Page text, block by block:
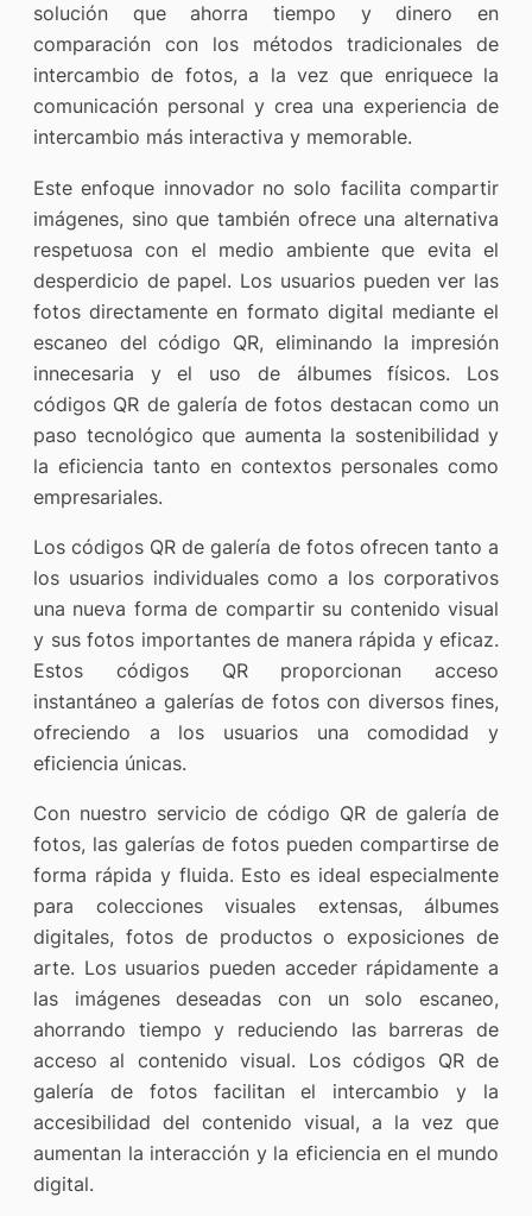
solución que ahorra tiempo y dinero en
comparación con los métodos tradicionales de
intercambio de fotos, a la vez que enriquece la
comunicación personal y crea una experiencia de
intercambio más interactiva y memorable.
Este enfoque innovador no solo facilita compartir
imágenes, sino que también ofrece una alternativa
respetuosa con el medio ambiente que evita el
desperdicio de papel. Los usuarios pueden ver las
fotos directamente en formato digital mediante el
escaneo del código QR, eliminando la impresión
innecesaria y el uso de álbumes físicos. Los
códigos QR de galería de fotos destacan como un
paso tecnológico que aumenta la sostenibilidad y
la eficiencia tanto en contextos personales como
empresariales.
Los códigos QR de galería de fotos ofrecen tanto a
los usuarios individuales como a los corporativos
una nueva forma de compartir su contenido visual
y sus fotos importantes de manera rápida y eficaz.
Estos códigos QR proporcionan acceso
instantáneo a galerías de fotos con diversos fines,
ofreciendo a los usuarios una comodidad y
eficiencia únicas.
Con nuestro servicio de código QR de galería de
fotos, las galerías de fotos pueden compartirse de
forma rápida y fluida. Esto es ideal especialmente
para colecciones visuales extensas, álbumes
digitales, fotos de productos o exposiciones de
arte. Los usuarios pueden acceder rápidamente a
las imágenes deseadas con un solo escaneo,
ahorrando tiempo y reduciendo las barreras de
acceso al contenido visual. Los códigos QR de
galería de fotos facilitan el intercambio y la
accesibilidad del contenido visual, a la vez que
aumentan la interacción y la eficiencia en el mundo
digital.